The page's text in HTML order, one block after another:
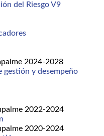
del Riesgo V9
2024-2028
gestión y desempeño
2022-2024
2020-2024